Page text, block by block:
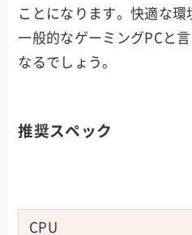
ことになります。快適な
一般的なゲーミングPCと
なるでしょう。
推奨スペック
CPU